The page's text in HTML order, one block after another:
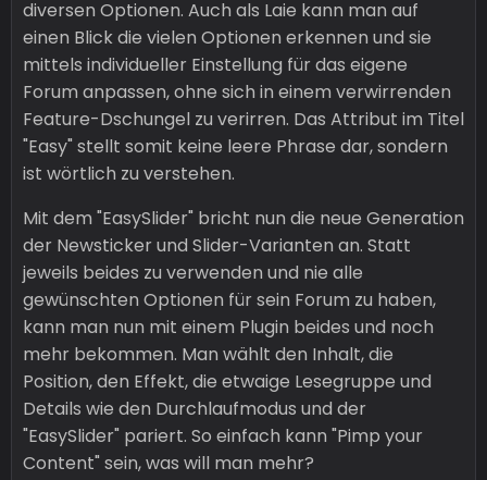
diversen Optionen. Auch als Laie kann man auf
einen Blick die vielen Optionen erkennen und sie
mittels individueller Einstellung für das eigene
Forum anpassen, ohne sich in einem verwirrenden
Feature-Dschungel zu verirren. Das Attribut im Titel
"Easy" stellt somit keine leere Phrase dar, sondern
ist wörtlich zu verstehen.
Mit dem "EasySlider" bricht nun die neue Generation
der Newsticker und Slider-Varianten an. Statt
jeweils beides zu verwenden und nie alle
gewünschten Optionen für sein Forum zu haben,
kann man nun mit einem Plugin beides und noch
mehr bekommen. Man wählt den Inhalt, die
Position, den Effekt, die etwaige Lesegruppe und
Details wie den Durchlaufmodus und der
"EasySlider" pariert. So einfach kann "Pimp your
Content" sein, was will man mehr?